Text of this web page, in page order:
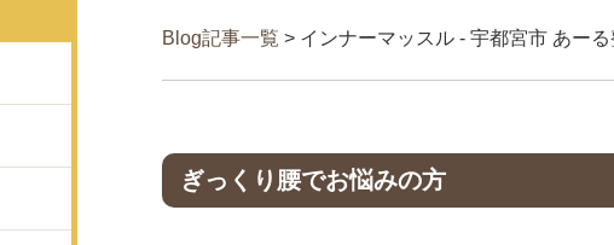
Blog記事一覧 > インナーマッスル - 宇都宮市 あー
ぎっくり腰でお悩みの方